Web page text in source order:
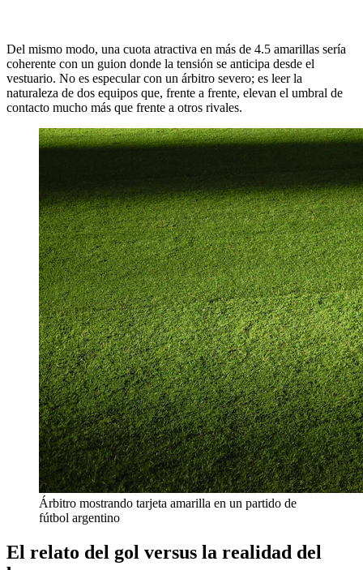
Del mismo modo, una cuota atractiva en más de 4.5 amarillas sería
coherente con un guion donde la tensión se anticipa desde el
vestuario. No es especular con un árbitro severo; es leer la
naturaleza de dos equipos que, frente a frente, elevan el umbral de
contacto mucho más que frente a otros rivales.
Árbitro mostrando tarjeta amarilla en un partido de
fútbol argentino
El relato del gol versus la realidad del